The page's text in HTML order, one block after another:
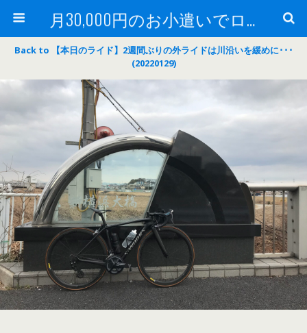
月30,000円のお小遣いでロードバイク
Back to 【本日のライド】2週間ぶりの外ライドは川沿いを緩めに･･･
(20220129)